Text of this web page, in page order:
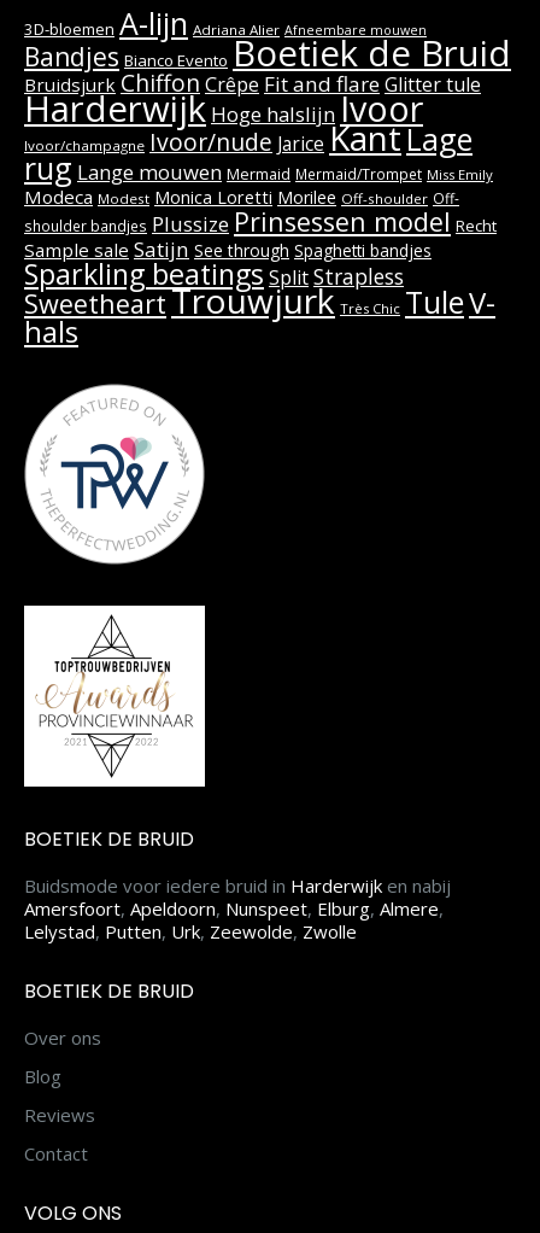
3D-bloemen A-lijn Adriana Alier Afneembare mouwen
Bandjes Bianco Evento Boetiek de Bruid
Bruidsjurk Chiffon Crêpe Fit and flareGlitter tule
Harderwijk Hoge halslijnIvoor
Ivoor/champagne Ivoor/nude Jarice KantLage
rug Lange mouwen Mermaid Mermaid/Trompet Miss Emily
Modeca Modest Monica Loretti Morilee Off-shoulder Off-
shoulder bandjes Plussize Prinsessen model Recht
Sample sale Satijn See through Spaghetti bandjes
Sparkling beatings SplitStrapless
SweetheartTrouwjurk Très Chic TuleV-
hals
BOETIEK DE BRUID
Buidsmode voor iedere bruid in Harderwijk en nabij
Amersfoort, Apeldoorn, Nunspeet, Elburg, Almere,
Lelystad, Putten, Urk, Zeewolde, Zwolle
BOETIEK DE BRUID
Over ons
Blog
Reviews
Contact
VOLG ONS